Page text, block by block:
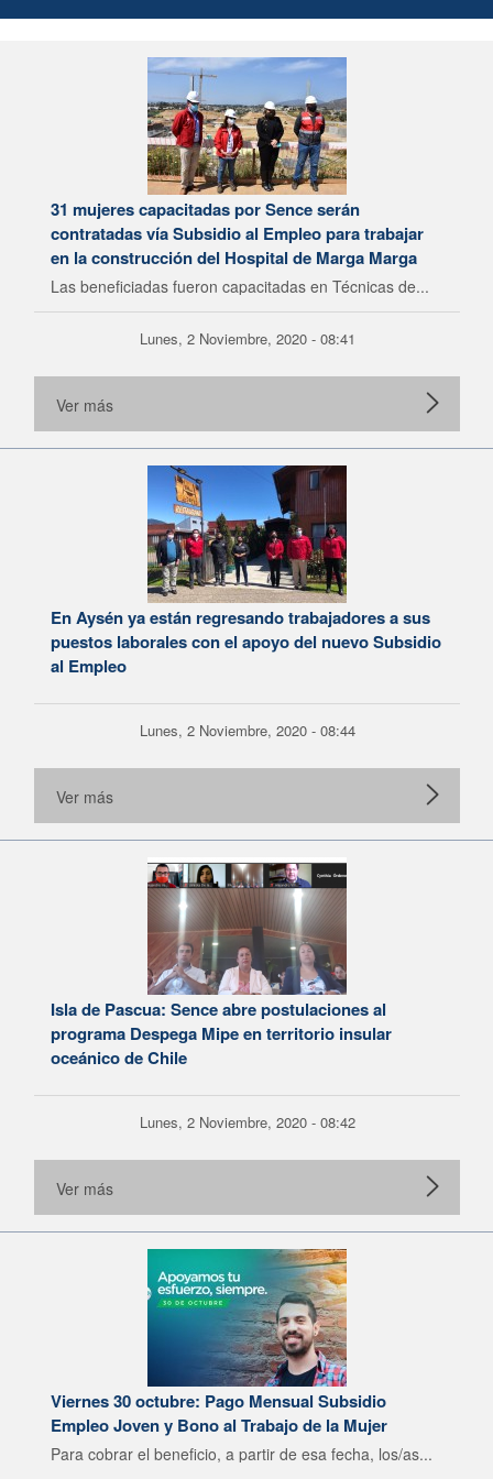
31 mujeres capacitadas por Sence serán
contratadas vía Subsidio al Empleo para trabajar
en la construcción del Hospital de Marga Marga
Las beneficiadas fueron capacitadas en Técnicas de...
Lunes, 2 Noviembre, 2020 - 08:41
Ver más
En Aysén ya están regresando trabajadores a sus
puestos laborales con el apoyo del nuevo Subsidio
al Empleo
Lunes, 2 Noviembre, 2020 - 08:44
Ver más
Isla de Pascua: Sence abre postulaciones al
programa Despega Mipe en territorio insular
oceánico de Chile
Lunes, 2 Noviembre, 2020 - 08:42
Ver más
Viernes 30 octubre: Pago Mensual Subsidio
Empleo Joven y Bono al Trabajo de la Mujer
Para cobrar el beneficio, a partir de esa fecha, los/as...